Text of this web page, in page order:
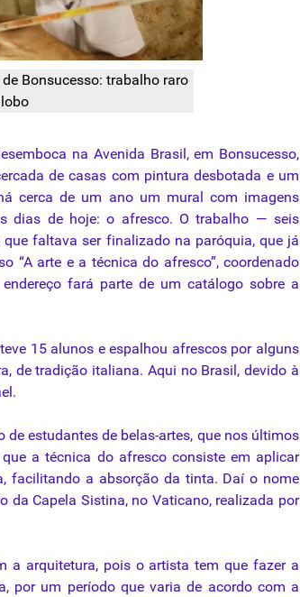
Bonsucesso: trabalho raro
na Avenida Brasil, em Bonsucesso,
de casas com pintura desbotada e um
cerca de um ano um mural
com imagens
dias de hoje: o afresco. O trabalho — seis
faltava ser finalizado na paróquia, que já
“A arte e a técnica do afresco”, coordenado
fará parte de um catálogo sobre a
15 alunos e espalhou afrescos por alguns
de tradição italiana. Aqui no Brasil, devido à
estudantes de belas-artes, que nos últimos
a técnica do afresco consiste em aplicar
facilitando a absorção da tinta. Daí o nome
da Capela Sistina, no Vaticano, realizada por
a arquitetura, pois o artista tem que fazer a
por um período que varia de acordo com a